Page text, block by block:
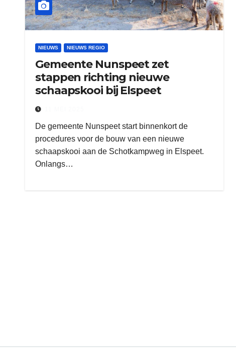
NIEUWS NIEUWS REGIO
Gemeente Nunspeet zet
stappen richting nieuwe
schaapskooi bij Elspeet
De gemeente Nunspeet start binnenkort de
procedures voor de bouw van een nieuwe
schaapskooi aan de Schotkampweg in Elspeet.
Onlangs…